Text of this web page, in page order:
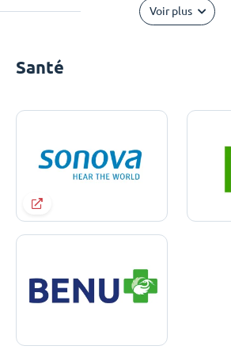
Voir plus
Santé